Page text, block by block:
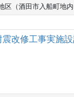
区（酒田市入船町地
改修工事実施